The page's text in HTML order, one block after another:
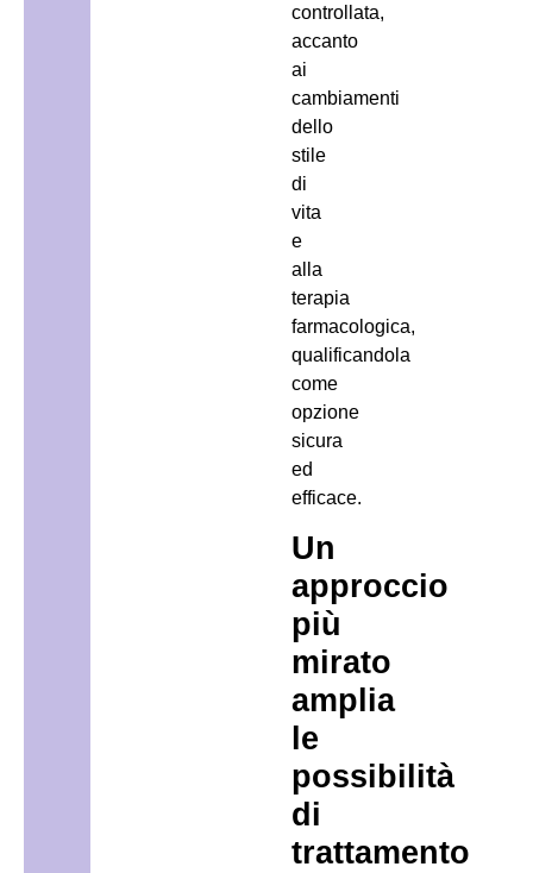
controllata,
accanto
ai
cambiamenti
dello
stile
di
vita
e
alla
terapia
farmacologica,
qualificandola
come
opzione
sicura
ed
efficace.
Un
approccio
più
mirato
amplia
le
possibilità
di
trattamento